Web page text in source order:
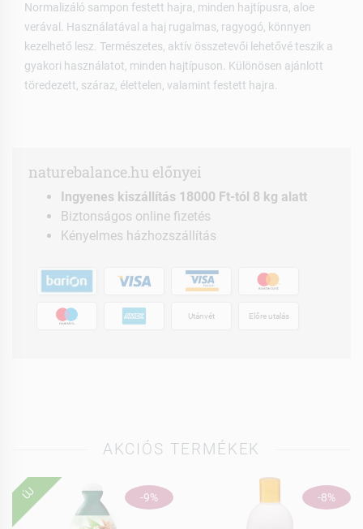
Normalizáló sampon festett hajra, minden hajtípusra, aloe
verával. Használatával a haj rugalmas, ragyogó, könnyen
kezelhető lesz. Természetes, aktív összetevői lehetővé teszik a
gyakori használatot, minden hajtípuson. Különösen ajánlott
töredezett, száraz, élettelen, valamint festett hajra.
naturebalance.hu előnyei
Ingyenes kiszállítás 18000 Ft-tól 8 kg alatt
Biztonságos online fizetés
Kényelmes házhozszállítás
Utánvét Előre utalás
AKCIÓS TERMÉKEK
-9%
ÚJ -8%